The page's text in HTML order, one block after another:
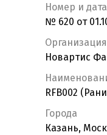
Номер и
№ 620 от
Новартис
RFB002
Города
Казань,